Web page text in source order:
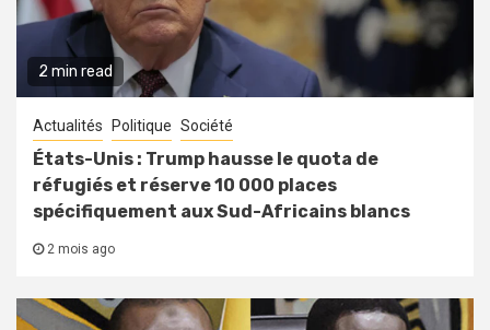
2 min read
Actualités Politique Société
États-Unis : Trump hausse le quota de
réfugiés et réserve 10 000 places
spécifiquement aux Sud-Africains blancs
2 mois ago